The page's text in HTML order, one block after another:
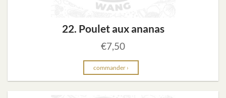
22. Poulet aux ananas
€7,50
commander ›